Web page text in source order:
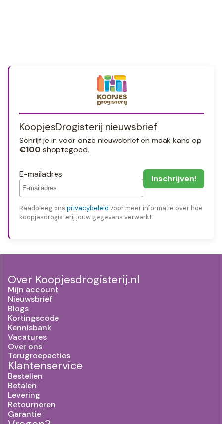
KoopjesDrogisterij nieuwsbrief
Schrijf je in voor onze nieuwsbrief en maak kans op
€100 shoptegoed.
E-mailadres
Raadpleeg ons privacybeleid voor meer informatie over hoe
koopjesdrogisterij jouw gegevens verwerkt.
Over Koopjesdrogisterij.nl
Mijn account
Nieuwsbrief
Blogs
Kortingscode
Kennisbank
Vacatures
Over ons
Terugroepacties
Klantenservice
Bestellen
Betalen
Levering
Retourneren
Garantie